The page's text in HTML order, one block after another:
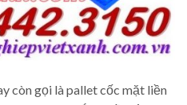
còn gọi là pallet cốc mặt liền